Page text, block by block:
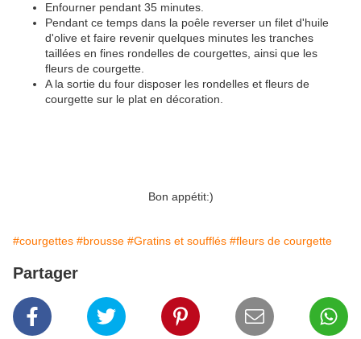
Enfourner pendant 35 minutes.
Pendant ce temps dans la poêle reverser un filet d'huile
d'olive et faire revenir quelques minutes les tranches
taillées en fines rondelles de courgettes, ainsi que les
fleurs de courgette.
A la sortie du four disposer les rondelles et fleurs de
courgette sur le plat en décoration.
Bon appétit:)
#courgettes #brousse #Gratins et soufflés #fleurs de courgette
Partager